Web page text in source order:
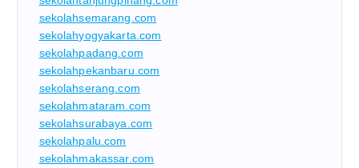
sekolahsemarang.com
sekolahyogyakarta.com
sekolahpadang.com
sekolahpekanbaru.com
sekolahserang.com
sekolahmataram.com
sekolahsurabaya.com
sekolahpalu.com
sekolahmakassar.com